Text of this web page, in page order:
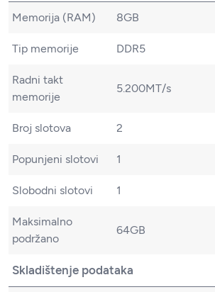
Memorija (RAM) 8GB
Tip memorije DDR5
Radni takt
memorije
5.200MT/s
Broj slotova 2
Popunjeni slotovi 1
Slobodni slotovi 1
Maksimalno
podržano
64GB
Skladištenje podataka